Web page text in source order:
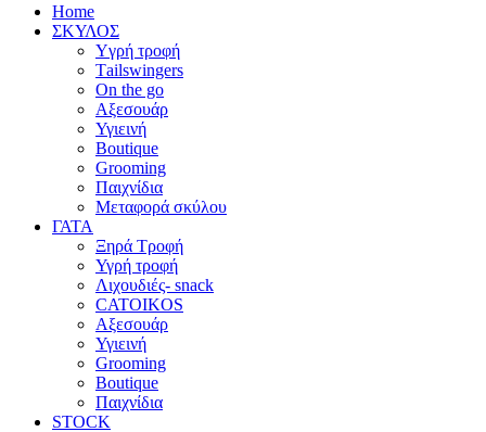
Home
ΣΚΥΛΟΣ
Yγρή τροφή
Τailswingers
On the go
Αξεσουάρ
Υγιεινή
Boutique
Grooming
Παιχνίδια
Μεταφορά σκύλου
ΓΑΤΑ
Ξηρά Τροφή
Υγρή τροφή
Λιχουδιές- snack
CATOIKOS
Αξεσουάρ
Υγιεινή
Grooming
Boutique
Παιχνίδια
STOCK